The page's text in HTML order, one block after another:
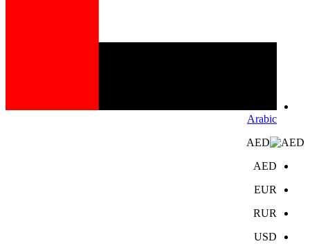
Arabic
AED
AED
EUR
RUR
USD